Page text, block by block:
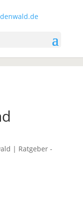
| Ratgeber -